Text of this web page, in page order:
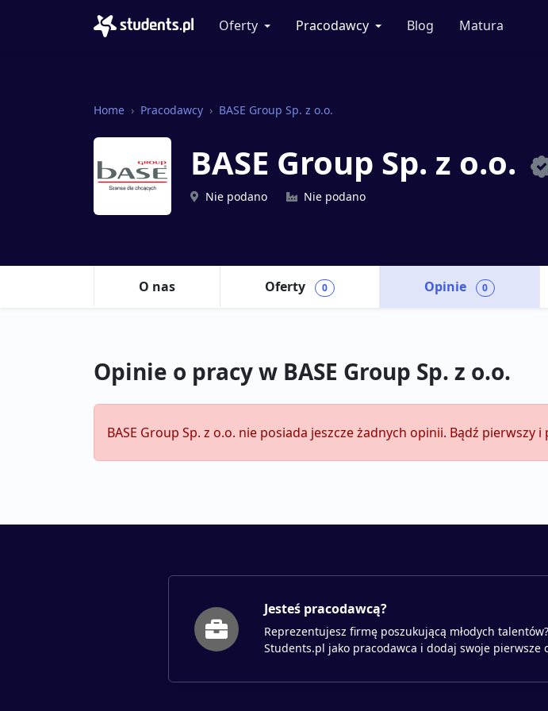
Oferty Pracodawcy Blog Matura
Home Pracodawcy BASE Group Sp. z o.o.
BASE Group Sp. z o.o.
Nie podano Nie podano
O nas Oferty 0 Opinie 0
Opinie o pracy w BASE Group Sp. z o.o.
BASE Group Sp. z o.o. nie posiada jeszcze żadnych opinii. Bądź pierwszy
Jesteś pracodawcą?
Reprezentujesz firmę poszukującą młodych
Students.pl jako pracodawca i dodaj swoje pierwsze